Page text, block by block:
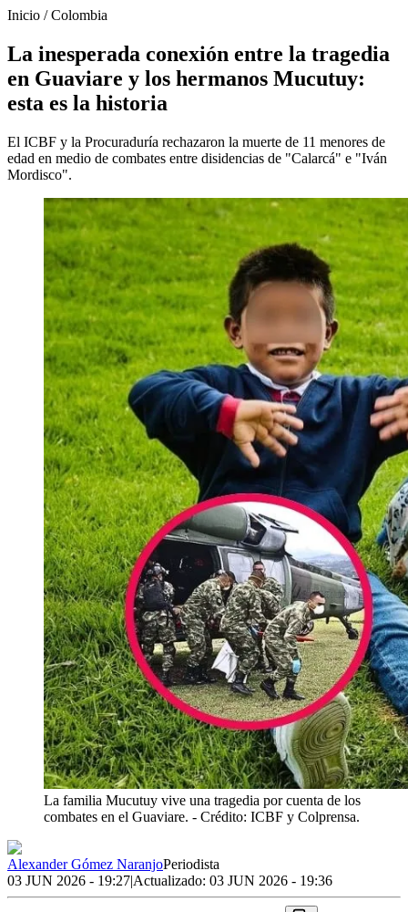
Inicio /Colombia
La inesperada conexión entre la tragedia
en Guaviare y los hermanos Mucutuy:
esta es la historia
El ICBF y la Procuraduría rechazaron la muerte de 11 menores de
edad en medio de combates entre disidencias de "Calarcá" e "Iván
Mordisco".
La familia Mucutuy vive una tragedia por cuenta de los
combates en el Guaviare. - Crédito: ICBF y Colprensa.
Alexander Gómez NaranjoPeriodista
03 JUN 2026 - 19:27|Actualizado: 03 JUN 2026 - 19:36